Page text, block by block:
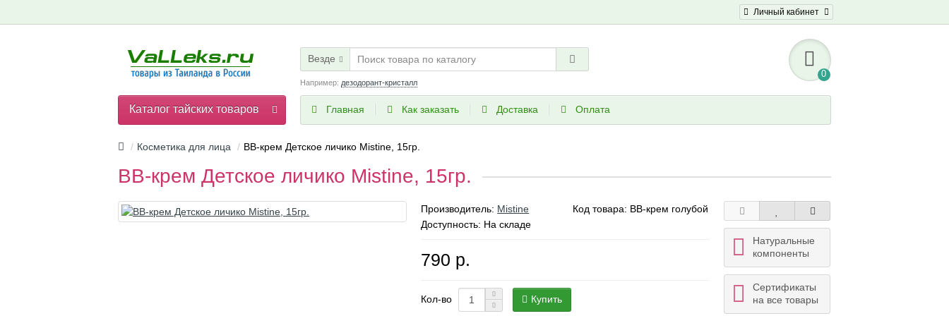
Личный кабинет
0
Везде
Например: дезодорант-кристалл
Главная Как заказать Доставка Оплата
Каталог тайских товаров
Косметика для лица BB-крем Детское личико Mistine, 15гр.
BB-крем Детское личико Mistine, 15гр.
Производитель: Mistine Код товара: BB-крем голубой
Доступность: На складе
790 р.
Кол-во Купить
Натуральные
компоненты
Сертификаты
на все товары